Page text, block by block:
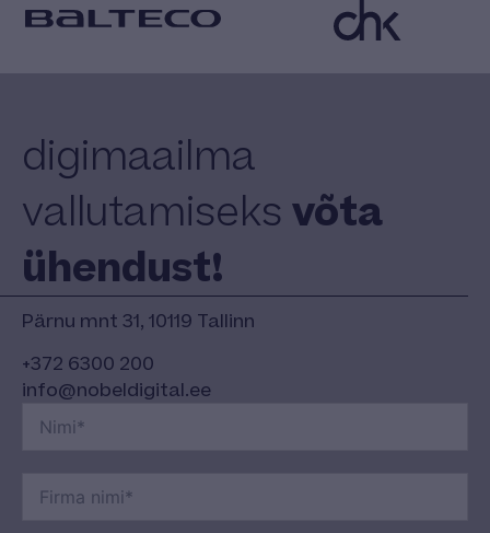
digimaailma
vallutamiseks võta
ühendust!
Pärnu mnt 31, 10119 Tallinn
+372 6300 200
info@nobeldigital.ee